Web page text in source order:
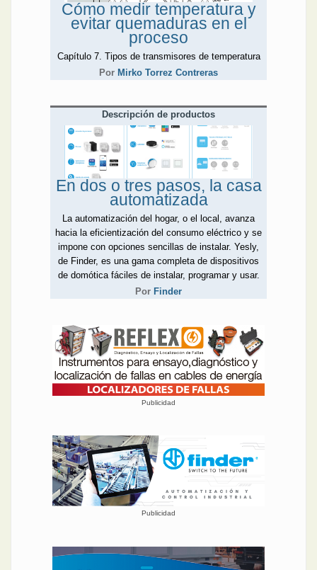
Cómo medir temperatura y
evitar quemaduras en el
proceso
Capítulo 7. Tipos de transmisores de temperatura
Por Mirko Torrez Contreras
Descripción de productos
En dos o tres pasos, la casa
automatizada
La automatización del hogar, o el local, avanza
hacia la eficientización del consumo eléctrico y se
impone con opciones sencillas de instalar. Yesly,
de Finder, es una gama completa de dispositivos
de domótica fáciles de instalar, programar y usar.
Por Finder
Publicidad
Publicidad